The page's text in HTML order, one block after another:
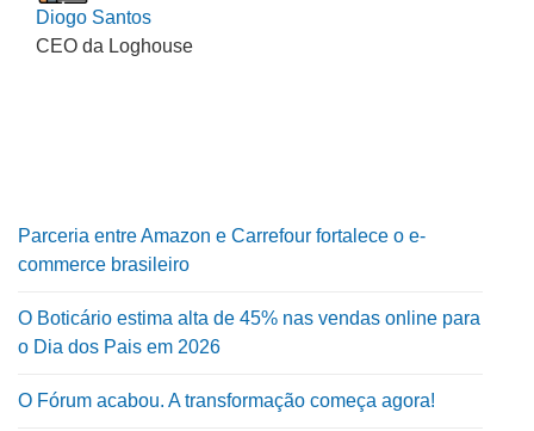
Diogo Santos
CEO da Loghouse
Parceria entre Amazon e Carrefour fortalece o e-
commerce brasileiro
O Boticário estima alta de 45% nas vendas online para
o Dia dos Pais em 2026
O Fórum acabou. A transformação começa agora!